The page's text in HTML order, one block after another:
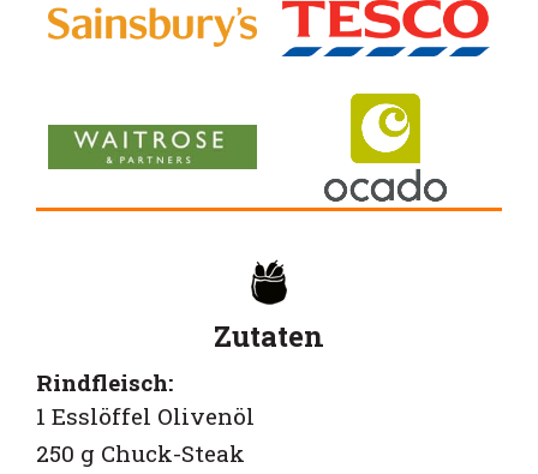
Zutaten
Rindfleisch:
1 Esslöffel Olivenöl
250 g Chuck-Steak